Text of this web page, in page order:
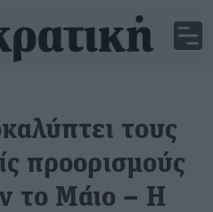
τους
προορισμούς
το Μάιο – Η